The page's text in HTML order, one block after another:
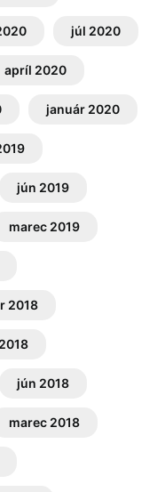
júl 2020
apríl 2020
január 2020
jún 2019
marec 2019
2018
jún 2018
marec 2018